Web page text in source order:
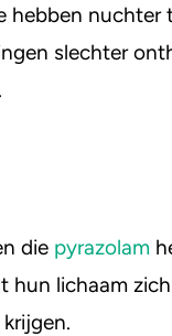
nuchter
slechter
die pyrazolam
hun lichaam